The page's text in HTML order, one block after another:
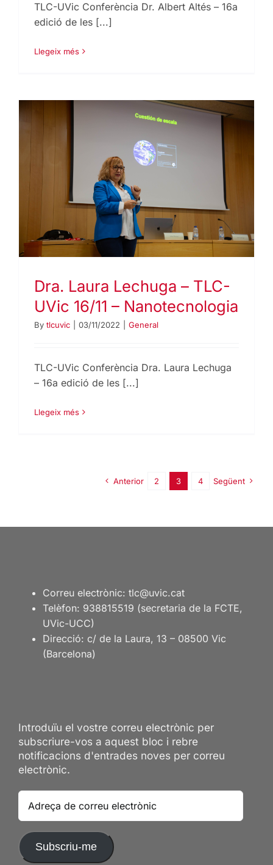
TLC-UVic Conferència Dr. Albert Altés – 16a
edició de les [...]
Llegeix més
Dra. Laura Lechuga – TLC-
UVic 16/11 – Nanotecnologia
By tlcuvic 03/11/2022 General
TLC-UVic Conferència Dra. Laura Lechuga
– 16a edició de les [...]
Llegeix més
Anterior 2 3 4 Següent
Correu electrònic: tlc@uvic.cat
Telèfon: 938815519 (secretaria de la FCTE,
UVic-UCC)
Direcció: c/ de la Laura, 13 – 08500 Vic
(Barcelona)
Introduïu el vostre correu electrònic per
subscriure-vos a aquest bloc i rebre
notificacions d'entrades noves per correu
electrònic.
Adreça
de
electrònic
Subscriu-me